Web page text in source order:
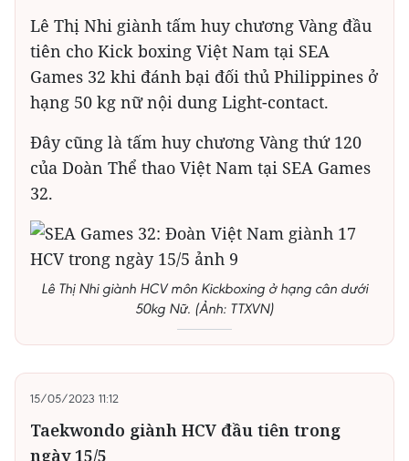
Lê Thị Nhi giành tấm huy chương Vàng đầu
tiên cho Kick boxing Việt Nam tại SEA
Games 32 khi đánh bại đối thủ Philippines ở
hạng 50 kg nữ nội dung Light-contact.
Đây cũng là tấm huy chương Vàng thứ 120
của Doàn Thể thao Việt Nam tại SEA Games
32.
Lê Thị Nhi giành HCV môn Kickboxing ở hạng cân dưới
50kg Nữ. (Ảnh: TTXVN)
15/05/2023 11:12
Taekwondo giành HCV đầu tiên trong
ngày 15/5